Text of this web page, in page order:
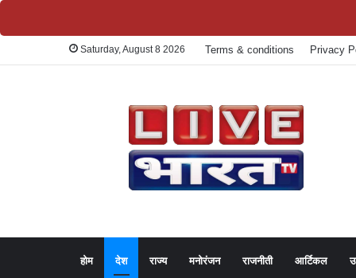
Saturday, August 8 2026 Terms & conditions Privacy
होम देश राज्य मनोरंजन राजनीती आर्टिकल